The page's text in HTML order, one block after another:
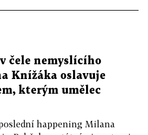
čele nemyslícího
Knížáka oslavuje
kterým umělec
happening Milana